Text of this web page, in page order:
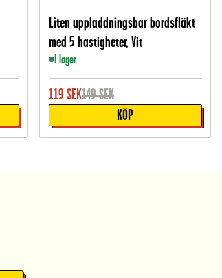
Liten uppladdningsbar bordsfläkt
med 5 hastigheter, Vit
I lager
119 SEK149SEK
KÖP